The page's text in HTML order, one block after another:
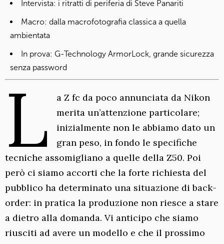
Intervista: i ritratti di periferia di Steve Panariti
Macro: dalla macrofotografia classica a quella
ambientata
In prova: G-Technology ArmorLock, grande sicurezza
senza password
L
a Z fc da poco annunciata da Nikon
merita un’attenzione particolare;
inizialmente non le abbiamo dato un
gran peso, in fondo le specifiche
tecniche assomigliano a quelle della Z50. Poi
però ci siamo accorti che la forte richiesta del
pubblico ha determinato una situazione di back-
order: in pratica la produzione non riesce a stare
a dietro alla domanda. Vi anticipo che siamo
riusciti ad avere un modello e che il prossimo